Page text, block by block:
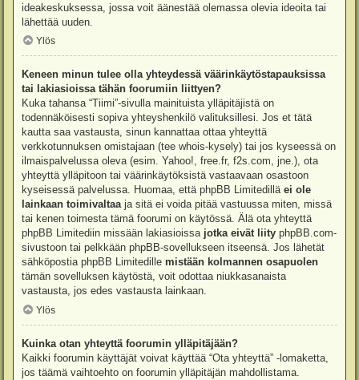
ideakeskuksessa , jossa voit äänestää olemassa olevia ideoita tai
lähettää uuden.
Ylös
Keneen minun tulee olla yhteydessä väärinkäytöstapauksissa
tai lakiasioissa tähän foorumiin liittyen?
Kuka tahansa “Tiimi”-sivulla mainituista ylläpitäjistä on
todennäköisesti sopiva yhteyshenkilö valituksillesi. Jos et tätä
kautta saa vastausta, sinun kannattaa ottaa yhteyttä
verkkotunnuksen omistajaan (tee whois-kysely) tai jos kyseessä on
ilmaispalvelussa oleva (esim. Yahoo!, free.fr, f2s.com, jne.), ota
yhteyttä ylläpitoon tai väärinkäytöksistä vastaavaan osastoon
kyseisessä palvelussa. Huomaa, että phpBB Limitedillä ei ole
lainkaan toimivaltaaja sitä ei voida pitää vastuussa miten, missä
tai kenen toimesta tämä foorumi on käytössä. Älä ota yhteyttä
phpBB Limitediin missään lakiasioissa jotka eivät liity phpBB.com-
sivustoon tai pelkkään phpBB-sovellukseen itseensä. Jos lähetät
sähköpostia phpBB Limitedille mistään kolmannen osapuolen
tämän sovelluksen käytöstä, voit odottaa niukkasanaista
vastausta, jos edes vastausta lainkaan.
Ylös
Kuinka otan yhteyttä foorumin ylläpitäjään?
Kaikki foorumin käyttäjät voivat käyttää “Ota yhteyttä” -lomaketta,
jos täämä vaihtoehto on foorumin ylläpitäjän mahdollistama.